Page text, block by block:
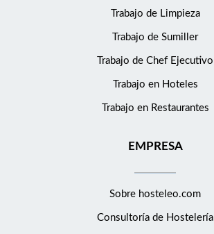
Trabajo de Limpieza
Trabajo de Sumiller
Trabajo de Chef Ejecutivo
Trabajo en Hoteles
Trabajo en Restaurantes
EMPRESA
Sobre hosteleo.com
Consultoría de Hostelería